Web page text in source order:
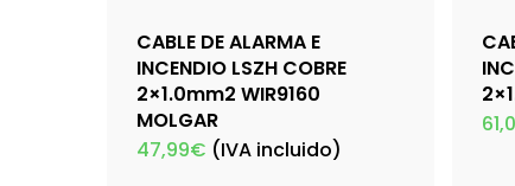
CABLE DE ALARMA E
INCENDIO LSZH COBRE
2×1.0mm2 WIR9160
MOLGAR
47,99€ (IVA incluido)